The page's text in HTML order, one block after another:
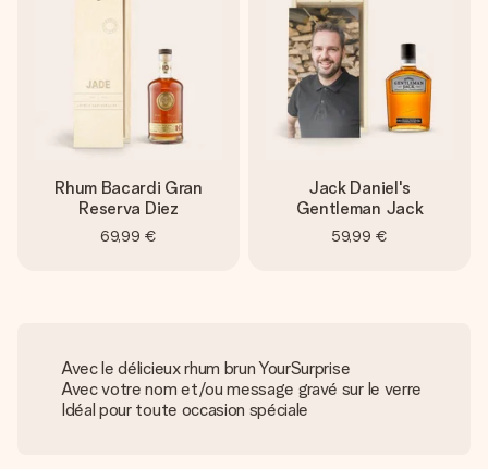
Rhum Bacardi Gran
Reserva Diez
69,99 €
Jack Daniel's
Gentleman Jack
59,99 €
Avec le délicieux rhum brun YourSurprise
Avec votre nom et/ou message gravé sur le verre
Idéal pour toute occasion spéciale